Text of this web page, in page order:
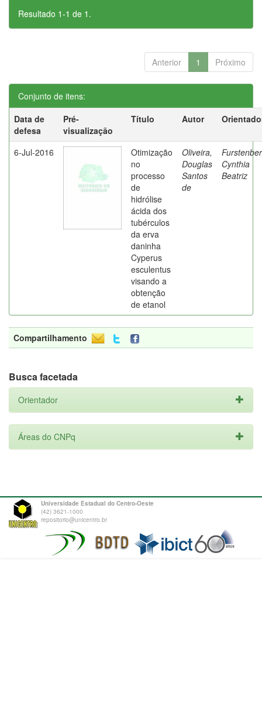
Resultado 1-1 de 1.
Anterior 1 Próximo
Conjunto de itens:
Data de
defesa
Pré-
visualização
Título Autor
6-Jul-2016
Otimização
no
processo
de
hidrólise
ácida dos
tubérculos
da erva
daninha
Cyperus
esculentus
visando a
obtenção
de etanol
Oliveira,
Douglas
Santos
de
Cynthia
Beatriz
Compartilhamento
Busca facetada
Orientador
Áreas do CNPq
Universidade Estadual do Centro-Oeste
(42) 3621-1000
repositorio@unicentro.br